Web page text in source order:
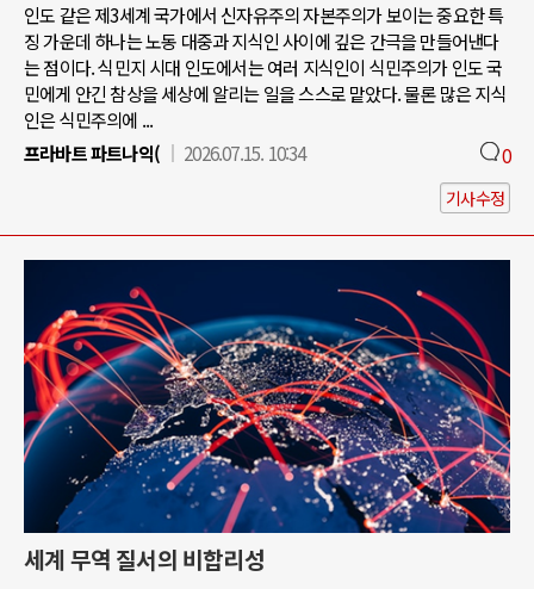
인도 같은 제3세계 국가에서 신자유주의 자본주의가 보이는 중요한 특
징 가운데 하나는 노동 대중과 지식인 사이에 깊은 간극을 만들어낸다
는 점이다. 식민지 시대 인도에서는 여러 지식인이 식민주의가 인도 국
민에게 안긴 참상을 세상에 알리는 일을 스스로 맡았다. 물론 많은 지식
인은 식민주의에 ...
프라바트 파트나익(
2026.07.15. 10:34 0
기사수정
세계 무역 질서의 비합리성